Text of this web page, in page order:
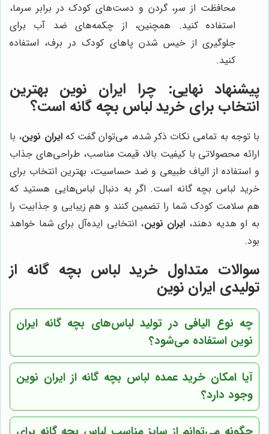
محافظت از سر، گردن و دست‌های کودک در برابر سرما،
استفاده کنید. همچنین، از چکمه‌های ضد آب برای
جلوگیری از خیس شدن پاهای کودک در برف، استفاده
کنید.
پیشنهاد نهایی: چرا ایران نوین بهترین
انتخاب برای خرید لباس بچه گانه است؟
با توجه به تمامی نکات ذکر شده، می‌توان گفت کهایران نوین، با
ارائه محصولاتی با کیفیت بالا، قیمت مناسب، طراحی‌های جذاب
و استفاده از الیاف طبیعی و ضد حساسیت، بهترین انتخاب برای
خرید لباس بچه گانه است. اگر به دنبال لباس‌هایی هستید که
هم سلامت کودک شما را تضمین کنند و هم زیبایی و جذابیت را
به او هدیه دهند، ایران نوین، انتخابی ایده‌آل برای شما خواهد
بود.
سوالات متداول خرید لباس بچه گانه از
تولیدی ایران نوین
چه نوع الیافی در تولید لباس‌های بچه گانه ایران
نوین استفاده می‌شود؟
آیا امکان خرید عمده لباس بچه گانه از ایران نوین
وجود دارد؟